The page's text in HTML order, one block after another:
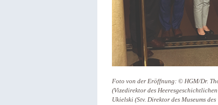
Foto von der Eröffnung: © HGM/Dr.
(Vizedirektor des
Ukielski (Stv. Direktor des Museums